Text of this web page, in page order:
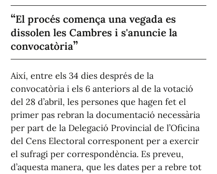
El procés comença una vegada es
dissolen les Cambres i s'anuncie la
convocatòria
Així, entre els 34 dies després de la
convocatòria i els 6 anteriors al de la votació
del 28 d’abril, les persones que hagen fet el
primer pas rebran la documentació necessària
per part de la Delegació Provincial de l’Oficina
del Cens Electoral corresponent per a exercir
el sufragi per correspondència. Es preveu,
d’aquesta manera, que les dates per a rebre tot